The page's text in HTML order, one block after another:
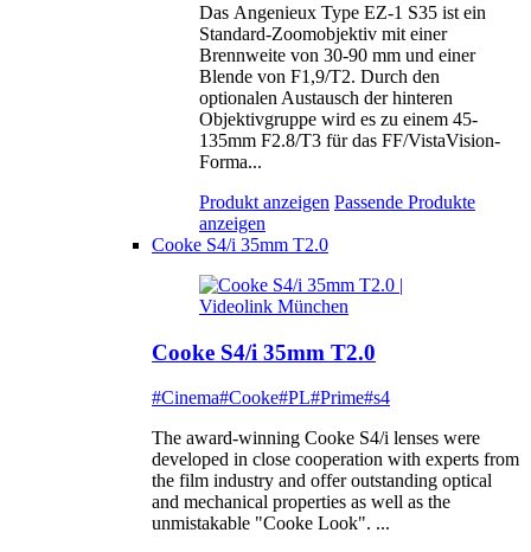
Das Angenieux Type EZ-1 S35 ist ein
Standard-Zoomobjektiv mit einer
Brennweite von 30-90 mm und einer
Blende von F1,9/T2. Durch den
optionalen Austausch der hinteren
Objektivgruppe wird es zu einem 45-
135mm F2.8/T3 für das FF/VistaVision-
Forma...
Produkt anzeigen Passende Produkte
anzeigen
Cooke S4/i 35mm T2.0
Cooke S4/i 35mm T2.0
#Cinema#Cooke#PL#Prime#s4
The award-winning Cooke S4/i lenses were
developed in close cooperation with experts from
the film industry and offer outstanding optical
and mechanical properties as well as the
unmistakable "Cooke Look". ...